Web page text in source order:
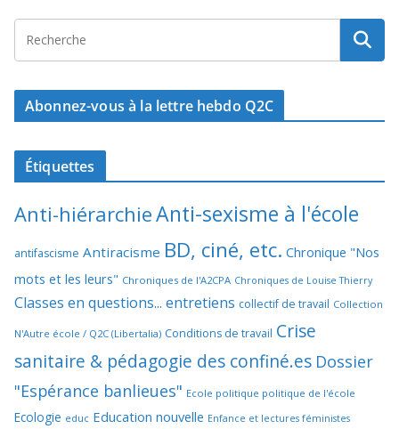
Abonnez-vous à la lettre hebdo Q2C
Étiquettes
Anti-hiérarchieAnti-sexisme à l'école
antifascisme Antiracisme BD, ciné, etc. Chronique "Nos
mots et les leurs" Chroniques de l'A2CPA Chroniques de Louise Thierry
Classes en questions... entretiens collectif de travail Collection
N'Autre école / Q2C (Libertalia) Conditions de travail Crise
sanitaire & pédagogie des confiné.es Dossier
"Espérance banlieues" Ecole politique politique de l'école
Ecologie educ Education nouvelle Enfance et lectures féministes